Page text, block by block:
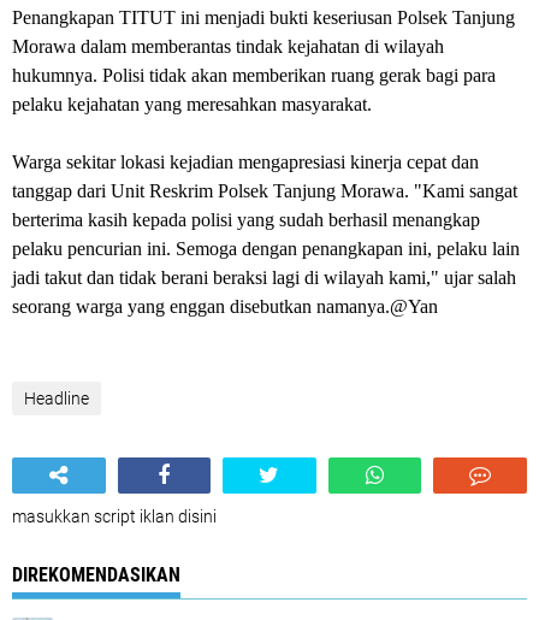
Penangkapan TITUT ini menjadi bukti keseriusan Polsek Tanjung
Morawa dalam memberantas tindak kejahatan di wilayah
hukumnya. Polisi tidak akan memberikan ruang gerak bagi para
pelaku kejahatan yang meresahkan masyarakat.
Warga sekitar lokasi kejadian mengapresiasi kinerja cepat dan
tanggap dari Unit Reskrim Polsek Tanjung Morawa. "Kami sangat
berterima kasih kepada polisi yang sudah berhasil menangkap
pelaku pencurian ini. Semoga dengan penangkapan ini, pelaku lain
jadi takut dan tidak berani beraksi lagi di wilayah kami," ujar salah
seorang warga yang enggan disebutkan namanya.@Yan
Headline
masukkan script iklan disini
DIREKOMENDASIKAN